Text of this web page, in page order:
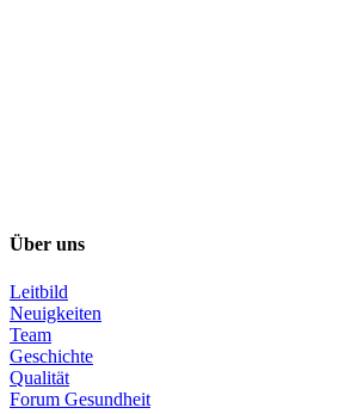
Über uns
Leitbild
Neuigkeiten
Team
Geschichte
Qualität
Forum Gesundheit